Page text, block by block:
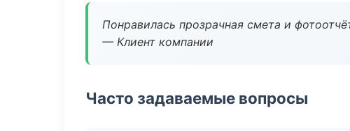
Понравилась прозрачная смета и
— Клиент компании
Часто задаваемые вопросы